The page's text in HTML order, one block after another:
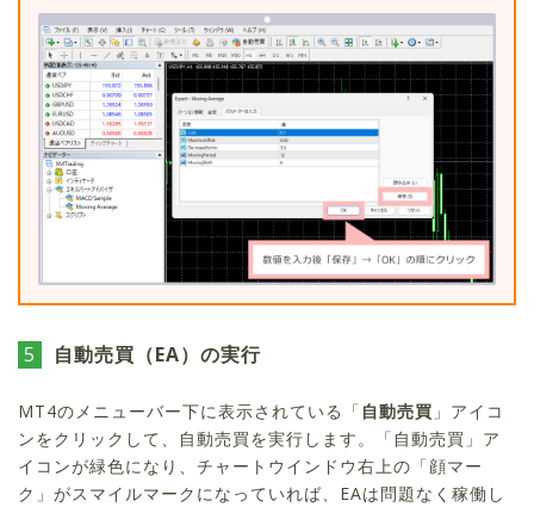
5 自動売買（EA）の実行
MT4のメニューバー下に表示されている「 自動売買 」アイコ
ンをクリックして、自動売買を実行します。「自動売買」ア
イコンが緑色になり、チャートウインドウ右上の「顔マー
ク」がスマイルマークになっていれば、EAは問題なく稼働し